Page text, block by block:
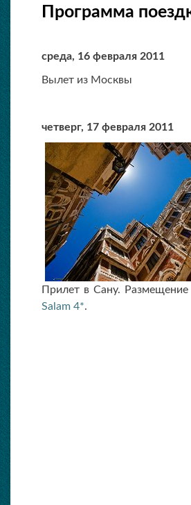
Программа
среда, 16 февраля 2011
Вылет из Москвы
четверг, 17 февраля 2011
Прилет в Сану. Размещение
Salam 4*.